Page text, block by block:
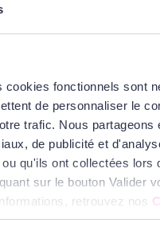
fonctionnels sont
de personnaliser le
trafic. Nous partageons
de publicité et
qu'ils ont collectées lors
sur le bouton Valider
retrouvez nos